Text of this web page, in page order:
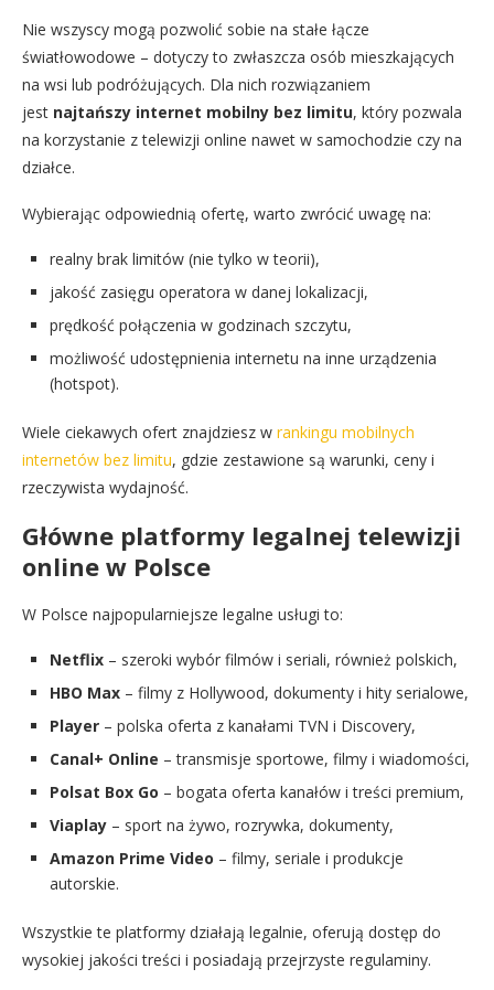
Nie wszyscy mogą pozwolić sobie na stałe łącze
światłowodowe – dotyczy to zwłaszcza osób mieszkających
na wsi lub podróżujących. Dla nich rozwiązaniem
jest najtańszy internet mobilny bez limitu, który pozwala
na korzystanie z telewizji online nawet w samochodzie czy na
działce.
Wybierając odpowiednią ofertę, warto zwrócić uwagę na:
realny brak limitów (nie tylko w teorii),
jakość zasięgu operatora w danej lokalizacji,
prędkość połączenia w godzinach szczytu,
możliwość udostępnienia internetu na inne urządzenia
(hotspot).
Wiele ciekawych ofert znajdziesz w rankingu mobilnych
internetów bez limitu, gdzie zestawione są warunki, ceny i
rzeczywista wydajność.
Główne platformy legalnej telewizji
online w Polsce
W Polsce najpopularniejsze legalne usługi to:
Netflix – szeroki wybór filmów i seriali, również polskich,
HBO Max – filmy z Hollywood, dokumenty i hity serialowe,
Player – polska oferta z kanałami TVN i Discovery,
Canal+ Online – transmisje sportowe, filmy i wiadomości,
Polsat Box Go – bogata oferta kanałów i treści premium,
Viaplay – sport na żywo, rozrywka, dokumenty,
Amazon Prime Video – filmy, seriale i produkcje
autorskie.
Wszystkie te platformy działają legalnie, oferują dostęp do
wysokiej jakości treści i posiadają przejrzyste regulaminy.